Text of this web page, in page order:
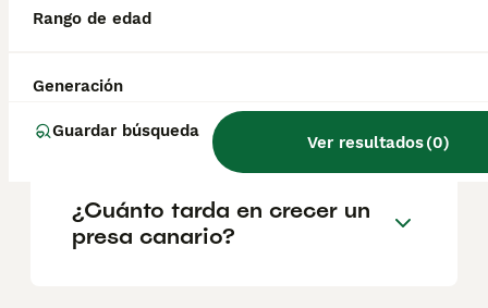
Rango de edad
Generación
Guardar búsqueda
Ver resultados(0)
peligroso?
¿Es el presa un buen perro
de familia?
¿Cuánto tarda en crecer un
presa canario?